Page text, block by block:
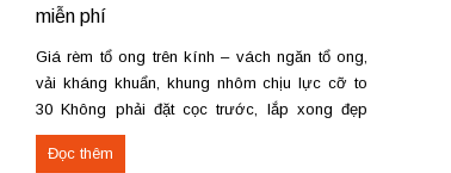
miễn phí
Giá rèm tổ ong trên kính – vách ngăn tổ ong,
vải kháng khuẩn, khung nhôm chịu lực cỡ to
30 Không phải đặt cọc trước, lắp xong đẹp
mới thanh toán. Mang mẫu đến tận nơi tư vấn,
đo đạc, lắp đặt – sửa chữa mọi số lượng...
Đọc thêm